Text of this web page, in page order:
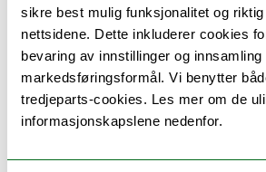
sikre best mulig funksjonalitet og
nettsidene. Dette inkluderer cookies
bevaring av innstillinger og
markedsføringsformål. Vi benytter
tredjeparts-cookies. Les mer om de
informasjonskapslene nedenfor.
– En av de viktige tingene
lærer på studiet er å være
overfor hverandre. Både på
og kompetanse. Men også
språkferdigheter. Hele kurset
gjennomført på engelsk. Og